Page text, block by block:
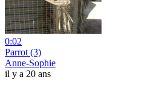
0:02
Parrot (3)
Anne-Sophie
il y a 20 ans